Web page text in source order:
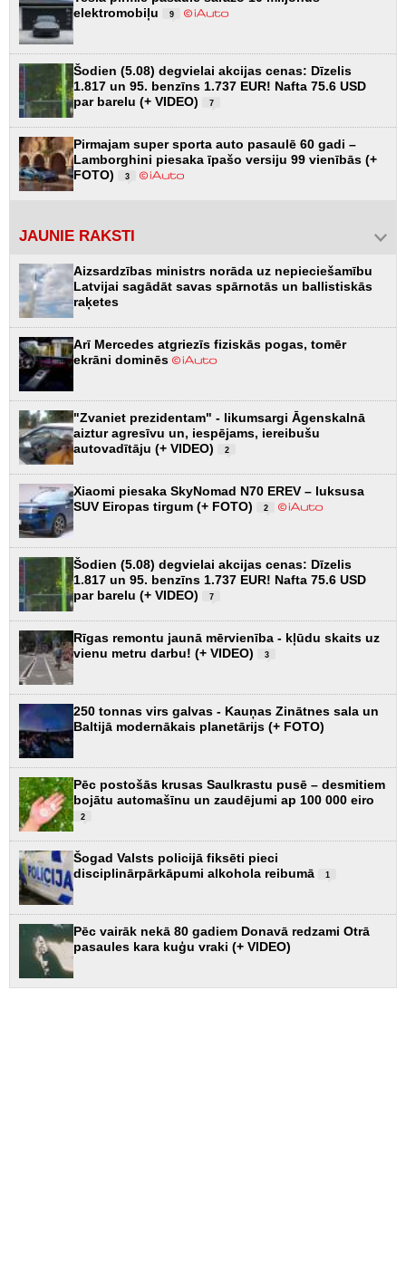
elektromobiļu
9
Šodien (5.08) degvielai akcijas cenas: Dīzelis
1.817 un 95. benzīns 1.737 EUR! Nafta 75.6 USD
par barelu (+ VIDEO)
7
Pirmajam super sporta auto pasaulē 60 gadi –
Lamborghini piesaka īpašo versiju 99 vienībās (+
FOTO)
3
JAUNIE RAKSTI
Aizsardzības ministrs norāda uz nepieciešamību
Latvijai sagādāt savas spārnotās un ballistiskās
raķetes
Arī Mercedes atgriezīs fiziskās pogas, tomēr
ekrāni dominēs
"Zvaniet prezidentam" - likumsargi Āgenskalnā
aiztur agresīvu un, iespējams, iereibušu
autovadītāju (+ VIDEO)
2
Xiaomi piesaka SkyNomad N70 EREV – luksusa
SUV Eiropas tirgum (+ FOTO)
2
Šodien (5.08) degvielai akcijas cenas: Dīzelis
1.817 un 95. benzīns 1.737 EUR! Nafta 75.6 USD
par barelu (+ VIDEO)
7
Rīgas remontu jaunā mērvienība - kļūdu skaits uz
vienu metru darbu! (+ VIDEO)
3
250 tonnas virs galvas - Kauņas Zinātnes sala un
Baltijā modernākais planetārijs (+ FOTO)
Pēc postošās krusas Saulkrastu pusē – desmitiem
bojātu automašīnu un zaudējumi ap 100 000 eiro
2
Šogad Valsts policijā fiksēti pieci
disciplinārpārkāpumi alkohola reibumā
1
Pēc vairāk nekā 80 gadiem Donavā redzami Otrā
pasaules kara kuģu vraki (+ VIDEO)